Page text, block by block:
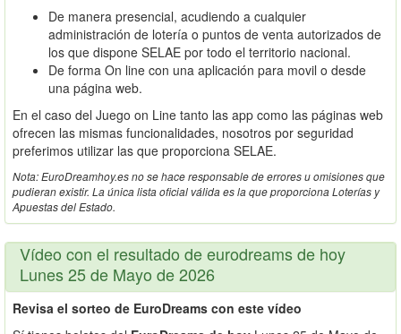
De manera presencial, acudiendo a cualquier
administración de lotería o puntos de venta autorizados de
los que dispone SELAE por todo el territorio nacional.
De forma On line con una aplicación para movil o desde
una página web.
En el caso del Juego on Line tanto las app como las páginas web
ofrecen las mismas funcionalidades, nosotros por seguridad
preferimos utilizar las que proporciona SELAE.
Nota: EuroDreamhoy.es no se hace responsable de errores u omisiones que
pudieran existir. La única lista oficial válida es la que proporciona Loterías y
Apuestas del Estado.
Vídeo con el resultado de eurodreams de hoy
Lunes 25 de Mayo de 2026
Revisa el sorteo de EuroDreams con este vídeo